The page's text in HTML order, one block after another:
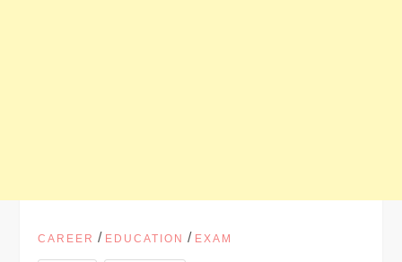
CAREER / EDUCATION / EXAM